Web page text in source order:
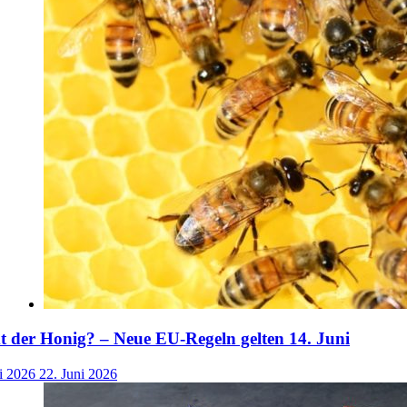
der Honig? – Neue EU-Regeln gelten 14. Juni
2026 22. Juni 2026